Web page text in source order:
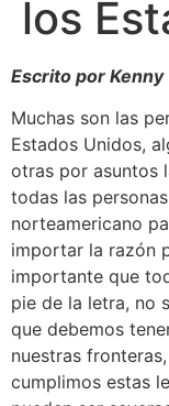
los
Escrito por Kenny
Muchas son las
Estados Unidos,
otras por asuntos
todas las
norteamericano
importar la razón
importante que
pie de la letra, no
que debemos
nuestras
cumplimos estas